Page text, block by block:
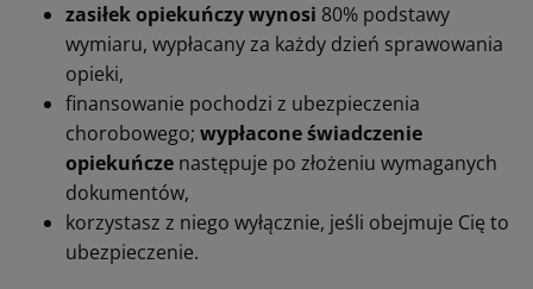
zasiłek opiekuńczy wynosi 80% podstawy
wymiaru, wypłacany za każdy dzień sprawowania
opieki,
finansowanie pochodzi z ubezpieczenia
chorobowego; wypłacone świadczenie
opiekuńcze następuje po złożeniu wymaganych
dokumentów,
korzystasz z niego wyłącznie, jeśli obejmuje Cię to
ubezpieczenie.